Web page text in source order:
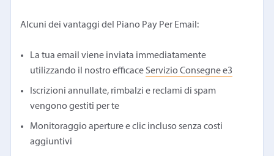
Alcuni dei vantaggi del Piano Pay Per Email:
La tua email viene inviata immediatamente
utilizzando il nostro efficace Servizio Consegne e3
Iscrizioni annullate, rimbalzi e reclami di spam
vengono gestiti per te
Monitoraggio aperture e clic incluso senza costi
aggiuntivi